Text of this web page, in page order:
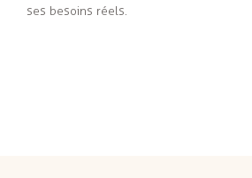
ses besoins réels.